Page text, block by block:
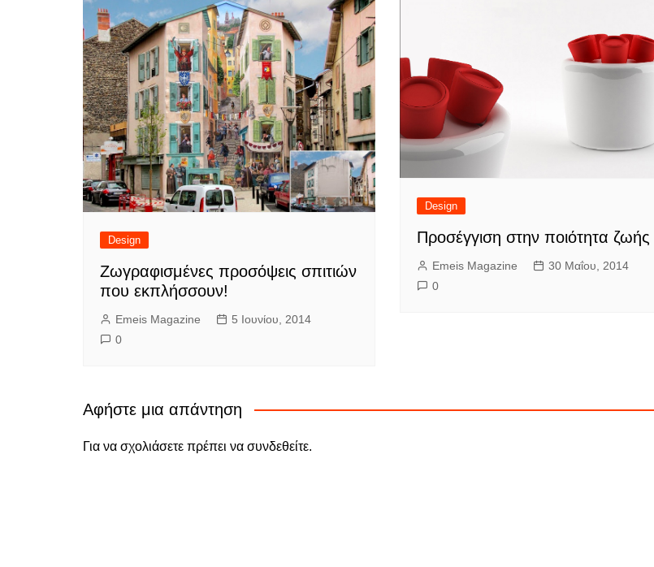
Design
Ζωγραφισμένες προσόψεις σπιτιών
που εκπλήσσουν!
Emeis Magazine
5 Ιουνίου, 2014
0
Design
Προσέγγιση στην ποιότητα ζωής
Emeis Magazine
30 Μαΐου, 2014
0
Αφήστε μια απάντηση
Για να σχολιάσετε πρέπει να συνδεθείτε.